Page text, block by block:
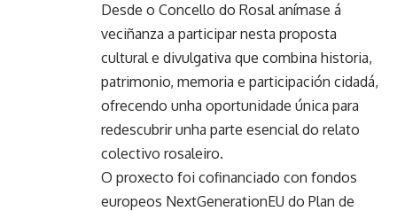
Desde o Concello do Rosal anímase á
veciñanza a participar nesta proposta
cultural e divulgativa que combina historia,
patrimonio, memoria e participación cidadá,
ofrecendo unha oportunidade única para
redescubrir unha parte esencial do relato
colectivo rosaleiro.
O proxecto foi cofinanciado con fondos
europeos NextGenerationEU do Plan de